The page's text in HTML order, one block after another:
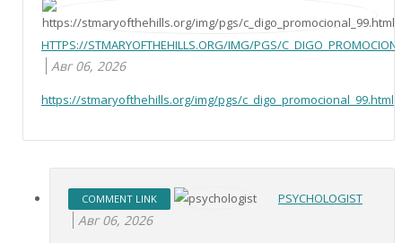
HTTPS://STMARYOFTHEHILLS.ORG/IMG/PGS/
Авг 06, 2026
https://stmaryofthehills.org/img/pgs/c_digo_promocional_99.html
COMMENT LINK PSYCHOLOGIST
Авг 06, 2026